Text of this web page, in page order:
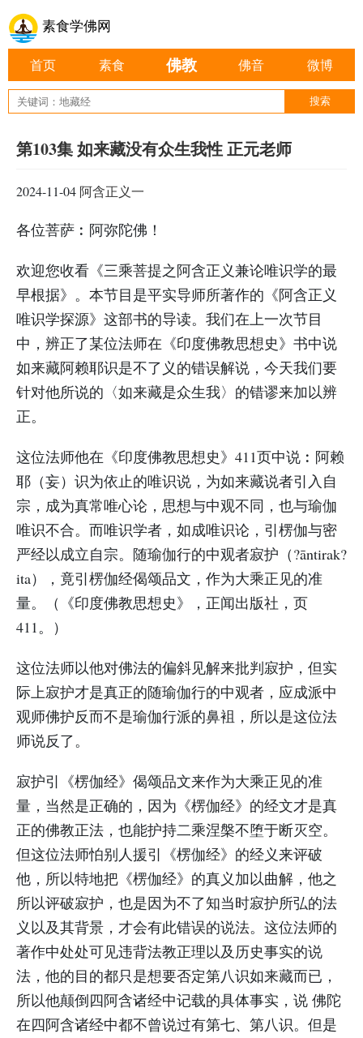
素食学佛网
首页 素食 佛教 佛音 微博
第103集 如来藏没有众生我性 正元老师
2024-11-04 阿含正义一
各位菩萨︰阿弥陀佛！
欢迎您收看《三乘菩提之阿含正义兼论唯识学的最
早根据》。本节目是平实导师所著作的《阿含正义
唯识学探源》这部书的导读。我们在上一次节目
中，辨正了某位法师在《印度佛教思想史》书中说
如来藏阿赖耶识是不了义的错误解说，今天我们要
针对他所说的〈如来藏是众生我〉的错谬来加以辨
正。
这位法师他在《印度佛教思想史》411页中说︰阿赖
耶（妄）识为依止的唯识说，为如来藏说者引入自
宗，成为真常唯心论，思想与中观不同，也与瑜伽
唯识不合。而唯识学者，如成唯识论，引楞伽与密
严经以成立自宗。随瑜伽行的中观者寂护（?āntirak?
ita），竟引楞伽经偈颂品文，作为大乘正见的准
量。（《印度佛教思想史》，正闻出版社，页
411。）
这位法师以他对佛法的偏斜见解来批判寂护，但实
际上寂护才是真正的随瑜伽行的中观者，应成派中
观师佛护反而不是瑜伽行派的鼻袓，所以是这位法
师说反了。
寂护引《楞伽经》偈颂品文来作为大乘正见的准
量，当然是正确的，因为《楞伽经》的经文才是真
正的佛教正法，也能护持二乘涅槃不堕于断灭空。
但这位法师怕别人援引《楞伽经》的经义来评破
他，所以特地把《楞伽经》的真义加以曲解，他之
所以评破寂护，也是因为不了知当时寂护所弘的法
义以及其背景，才会有此错误的说法。这位法师的
著作中处处可见违背法教正理以及历史事实的说
法，他的目的都只是想要否定第八识如来藏而已，
所以他颠倒四阿含诸经中记载的具体事实，说 佛陀
在四阿含诸经中都不曾说过有第七、第八识。但是